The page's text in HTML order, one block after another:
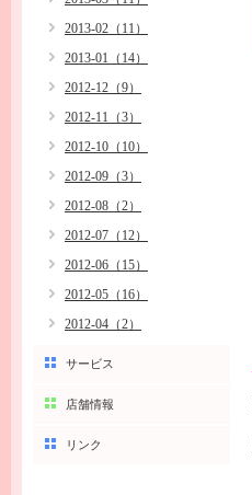
2013-02（11）
2013-01（14）
2012-12（9）
2012-11（3）
2012-10（10）
2012-09（3）
2012-08（2）
2012-07（12）
2012-06（15）
2012-05（16）
2012-04（2）
サービス
店舗情報
リンク